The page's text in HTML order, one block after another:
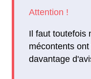
Il faut toutefois
mécontents
davantage